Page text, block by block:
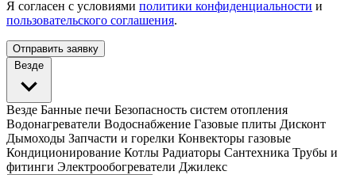
Я согласен с условиями политики конфиденциальности и
пользовательского соглашения.
Отправить заявку
Везде
Везде Банные печи Безопасность систем отопления
Водонагреватели Водоснабжение Газовые плиты Дисконт
Дымоходы Запчасти и горелки Конвекторы газовые
Кондиционирование Котлы Радиаторы Сантехника Трубы и
фитинги Электрообогреватели Джилекс